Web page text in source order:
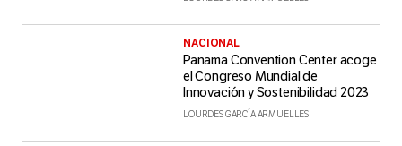
NACIONAL
Panama Convention Center acoge
el Congreso Mundial de
Innovación y Sostenibilidad 2023
LOURDES GARCÍA ARMUELLES